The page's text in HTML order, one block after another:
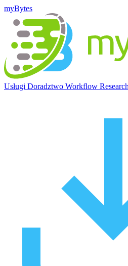
myBytes
Usługi Doradztwo Workflow